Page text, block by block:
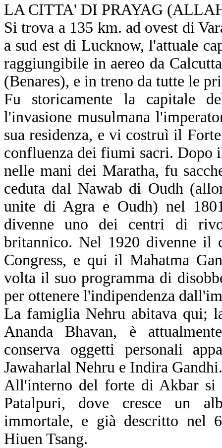
LA CITTA' DI PRAYAG
Si trova a 135 km. ad ovest di
a sud est di Lucknow, l'attuale
raggiungibile in aereo da
(Benares), e in treno da tutte le
Fu storicamente la capitale
l'invasione musulmana
sua residenza, e vi costruì il
confluenza dei fiumi sacri. Dopo
nelle mani dei Maratha, fu
ceduta dal Nawab di Oudh
unite di Agra e Oudh) nel
divenne uno dei centri di
britannico. Nel 1920 divenne il
Congress, e qui il Mahatma
volta il suo programma di
per ottenere l'indipendenza
La famiglia Nehru abitava qui;
Ananda Bhavan, è
conserva oggetti personali
Jawaharlal Nehru e Indira Gandhi.
All'interno del forte di Akbar
Patalpuri, dove cresce un
immortale, e già descritto nel
Hiuen Tsang.